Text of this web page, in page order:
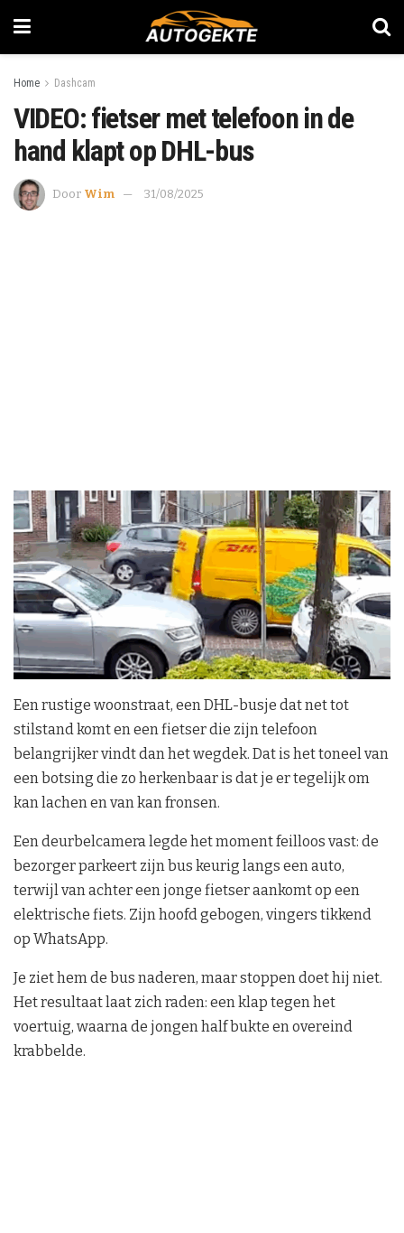
Home Dashcam
VIDEO: fietser met telefoon in de
hand klapt op DHL-bus
Door Wim 31/08/2025
Een rustige woonstraat, een DHL-busje dat net tot
stilstand komt en een fietser die zijn telefoon
belangrijker vindt dan het wegdek. Dat is het toneel van
een botsing die zo herkenbaar is dat je er tegelijk om
kan lachen en van kan fronsen.
Een deurbelcamera legde het moment feilloos vast: de
bezorger parkeert zijn bus keurig langs een auto,
terwijl van achter een jonge fietser aankomt op een
elektrische fiets. Zijn hoofd gebogen, vingers tikkend
op WhatsApp.
Je ziet hem de bus naderen, maar stoppen doet hij niet.
Het resultaat laat zich raden: een klap tegen het
voertuig, waarna de jongen half bukte en overeind
krabbelde.